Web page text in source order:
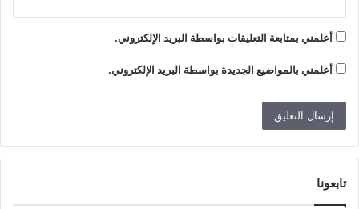
أعلمني بمتابعة التعليقات بواسطة البريد الإلكتروني.
أعلمني بالمواضيع الجديدة بواسطة البريد الإلكتروني.
تابعونا